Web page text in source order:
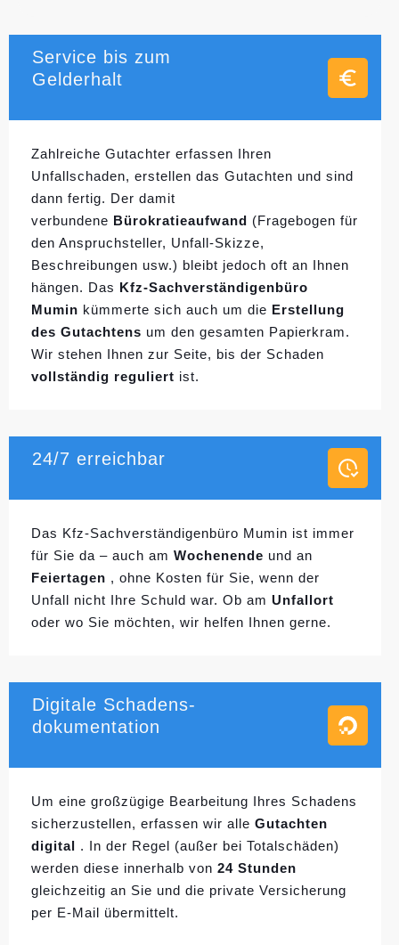
Service bis zum
Gelderhalt
Zahlreiche Gutachter erfassen Ihren
Unfallschaden, erstellen das Gutachten und sind
dann fertig. Der damit
verbundene Bürokratieaufwand (Fragebogen für
den Anspruchsteller, Unfall-Skizze,
Beschreibungen usw.) bleibt jedoch oft an Ihnen
hängen. Das Kfz-Sachverständigenbüro
Mumin kümmerte sich auch um die Erstellung
des Gutachtens um den gesamten Papierkram.
Wir stehen Ihnen zur Seite, bis der Schaden
vollständig reguliert ist.
24/7 erreichbar
Das Kfz-Sachverständigenbüro Mumin ist immer
für Sie da – auch am Wochenende und an
Feiertagen , ohne Kosten für Sie, wenn der
Unfall nicht Ihre Schuld war. Ob am Unfallort
oder wo Sie möchten, wir helfen Ihnen gerne.
Digitale Schadens-
dokumentation
Um eine großzügige Bearbeitung Ihres Schadens
sicherzustellen, erfassen wir alle Gutachten
digital . In der Regel (außer bei Totalschäden)
werden diese innerhalb von 24 Stunden
gleichzeitig an Sie und die private Versicherung
per E-Mail übermittelt.